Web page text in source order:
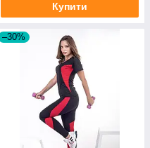
Купити
–30%